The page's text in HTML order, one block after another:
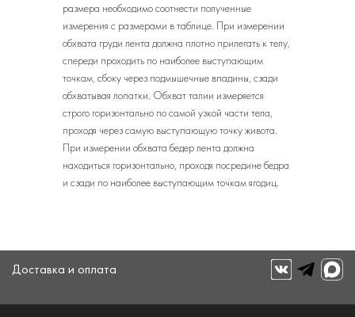
размера необходимо соотнести полученные
измерения с размерами в таблице. При измерении
обхвата груди лента должна плотно прилегать к телу,
спереди проходить по наиболее выступающим
точкам, сбоку через подмышечные впадины, сзади
обхватывая лопатки. Обхват талии измеряется
строго горизонтально по самой узкой части тела,
проходя через самую выступающую точку живота.
При измерении обхвата бедер лента должна
находиться горизонтально, проходя посредине бедра
и сзади по наиболее выступающим точкам ягодиц.
Доставка и оплата